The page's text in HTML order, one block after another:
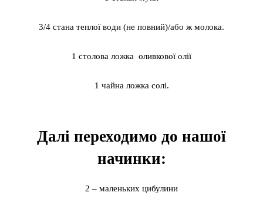
3/4 стана теплої води (не повний)/або ж молока.
1 столова ложка оливкової олії
1 чайна ложка солі.
Далі переходимо до нашої
начинки:
2 – маленьких цибулини